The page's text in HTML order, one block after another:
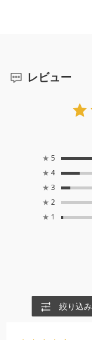
レビュー
★ 5
★ 4
★ 3
★ 2
★ 1
絞り込み